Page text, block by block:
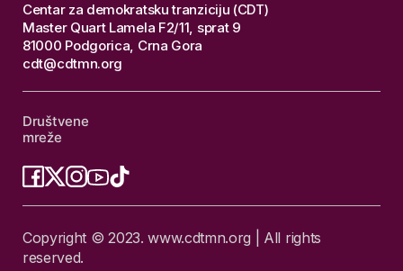
Centar za demokratsku tranziciju (CDT)
Master Quart Lamela F2/11, sprat 9
81000 Podgorica, Crna Gora
cdt@cdtmn.org
Društvene
mreže
Copyright © 2023. www.cdtmn.org | All rights
reserved.